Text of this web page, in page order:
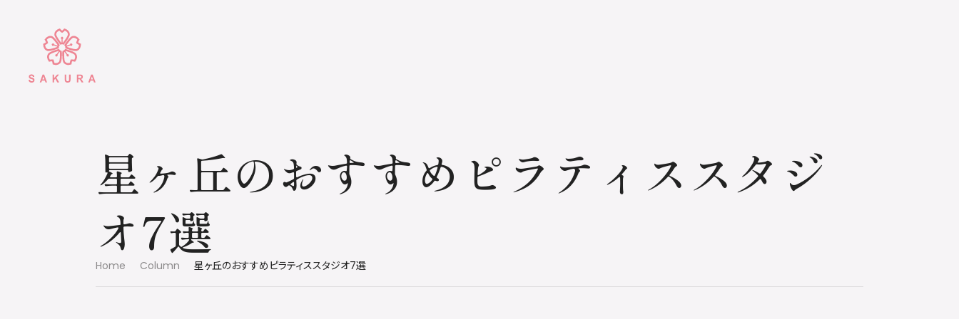
星ヶ丘のおすすめピラティススタジ
オ7選
Home Column 星ヶ丘のおすすめピラティススタジオ7選